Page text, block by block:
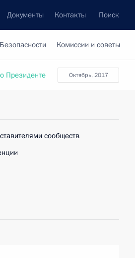
Документы Контакты Поиск
Комиссии и советы
октябрь, 2017
Президенте
сообществ